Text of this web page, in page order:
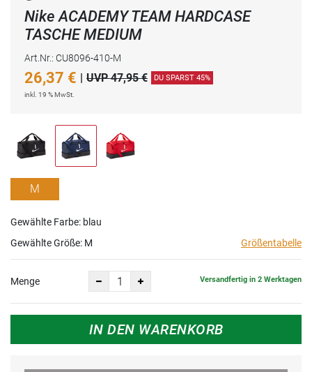
Nike ACADEMY TEAM HARDCASE
TASCHE MEDIUM
Art.Nr.: CU8096-410-M
26,37 € | UVP 47,95 € DU SPARST 45%
inkl. 19 % MwSt.
M
Gewählte Farbe: blau
Gewählte Größe: M Größentabelle
Menge Versandfertig in 2 Werktagen
IN DEN WARENKORB